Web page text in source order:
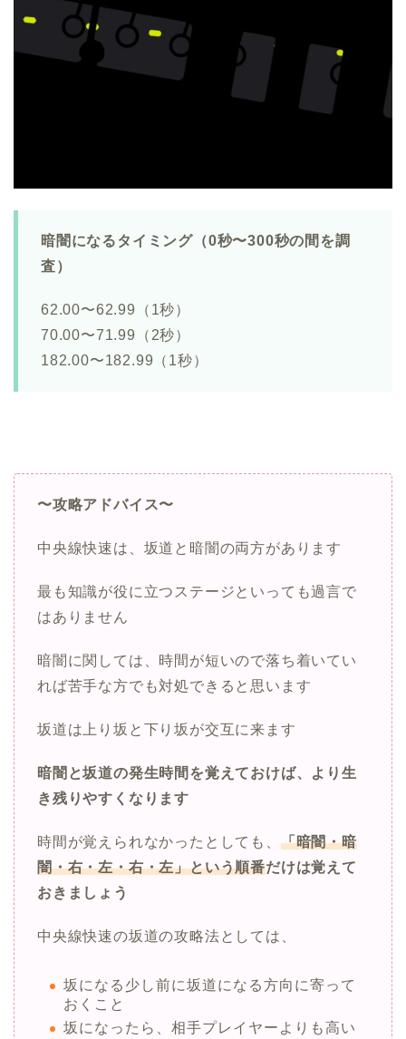
暗闇になるタイミング（0秒〜300秒の間を調
査）
62.00〜62.99（1秒）
70.00〜71.99（2秒）
182.00〜182.99（1秒）
〜攻略アドバイス〜
中央線快速は、坂道と暗闇の両方があります
最も知識が役に立つステージといっても過言で
はありません
暗闇に関しては、時間が短いので落ち着いてい
れば苦手な方でも対処できると思います
坂道は上り坂と下り坂が交互に来ます
暗闇と坂道の発生時間を覚えておけば、より生
き残りやすくなります
時間が覚えられなかったとしても、 「暗闇・暗
闇・右・左・右・左」という順番だけは覚えて
おきましょう
中央線快速の坂道の攻略法としては、
坂になる少し前に坂道になる方向に寄って
おくこと
坂になったら、相手プレイヤーよりも高い